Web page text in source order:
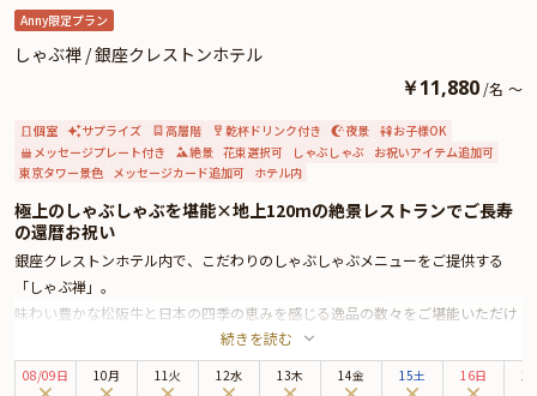
Anny限定プラン
しゃぶ禅 / 銀座クレストンホテル
￥11,880 /名 ～
個室 サプライズ 高層階 乾杯ドリンク付き 夜景
お子様OK
メッセージプレート付き
絶景 花束選択可 しゃぶしゃぶ
お祝いアイテム追加可
東京タワー景色 メッセージカード追加可 ホテル内
極上のしゃぶしゃぶを堪能×地上120mの絶景レストランでご長寿
の還暦お祝い
銀座クレストンホテル内で、こだわりのしゃぶしゃぶメニューをご提供する
「しゃぶ禅」。
味わい豊かな松阪牛と日本の四季の恵みを感じる逸品の数々をご堪能いただけ
る、還暦や米寿といった長寿祝いにぴったりの豪華お食事プランをご用意いた
しました。
本プランではしゃぶしゃぶをメインに、旬の味覚も贅沢に取り入れた豪華コー
続きを読む
08/09日 10月 11火 12水 13木 14金 15土 16日